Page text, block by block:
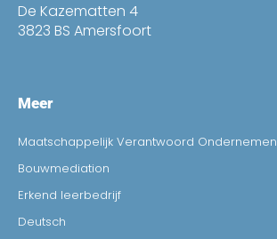
De Kazematten 4
3823 BS Amersfoort
Meer
Maatschappelijk Verantwoord Ondernemen
Bouwmediation
Erkend leerbedrijf
Deutsch